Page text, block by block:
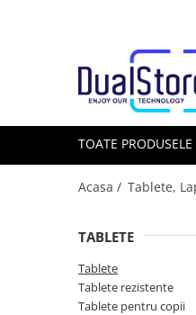
Producatori Telefoane Mobila
Telefoane mobile
Toate ( smart si clasice )
Telefoane cu proiector video
Telefoane (Smartphone) 5G
Telefoane cu camera termica
TOATE PRODUSELE
Acasa / Tablete,
TABLETE
Tablete
Tablete rezistente
Tablete pentru copii